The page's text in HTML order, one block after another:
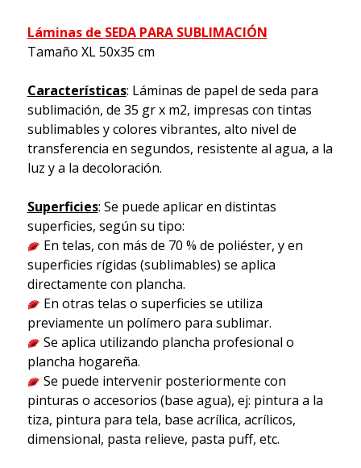
Láminas de SEDA PARA SUBLIMACIÓN
Tamaño XL 50x35 cm
Características: Láminas de papel de seda para
sublimación, de 35 gr x m2, impresas con tintas
sublimables y colores vibrantes, alto nivel de
transferencia en segundos, resistente al agua, a la
luz y a la decoloración.
Superficies: Se puede aplicar en distintas
superficies, según su tipo:
En telas, con más de 70 % de poliéster, y en
superficies rígidas (sublimables) se aplica
directamente con plancha.
En otras telas o superficies se utiliza
previamente un polímero para sublimar.
Se aplica utilizando plancha profesional o
plancha hogareña.
Se puede intervenir posteriormente con
pinturas o accesorios (base agua), ej: pintura a la
tiza, pintura para tela, base acrílica, acrílicos,
dimensional, pasta relieve, pasta puff, etc.